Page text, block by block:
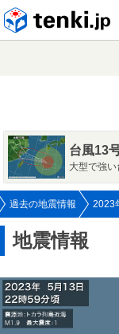
台風13
大型で強
過去の地震情報 2023
地震情報